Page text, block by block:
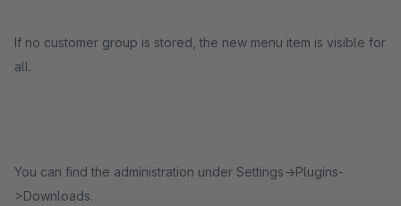
If no customer group is stored, the new menu item is visible for
all.
You can find the administration under Settings->Plugins-
>Downloads.